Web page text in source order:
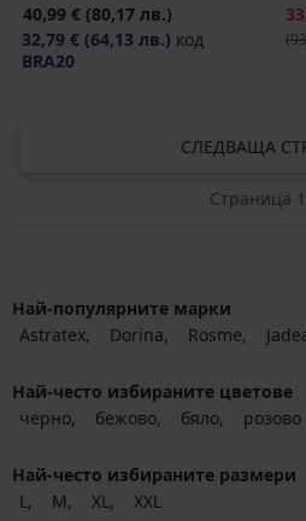
40,99 € (80,17 лв.)
32,79 € (64,13 лв.) код
BRA20
СЛЕДВАЩА
Страница
Най-популярните марки
Astratex
Dorina Rosme
Най-често избираните цветове
черно
бежово бяло розово
Най-често избираните размери
L
M XL XXL